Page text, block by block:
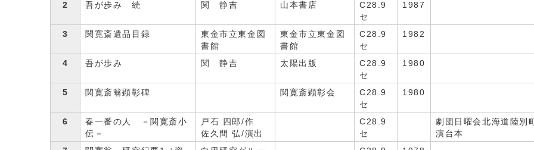
2 吾が歩み 続 関 静吉 山本書店
C28.9
セ
1987
3 関寛斎遺品目録
東金市立東金図
書館
東金市立東金図
書館
C28.9
セ
1982
4 吾が歩み 関 静吉 太陽出版
C28.9
セ
1980
5 関寛斎翁顕彰碑 関寛斎顕彰会
C28.9
セ
1980
6
春一番の人 －関寛斎小
伝－
戸石 四郎/作
佐久間 弘/演出
C28.9
セ
劇団日曜会北海道陸別
演台本